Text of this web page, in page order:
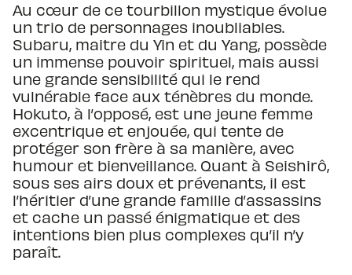
Au cœur de ce tourbillon mystique évolue
un trio de personnages inoubliables.
Subaru, maitre du Yin et du Yang, possède
un immense pouvoir spirituel, mais aussi
une grande sensibilité qui le rend
vulnérable face aux ténèbres du monde.
Hokuto, à l’opposé, est une jeune femme
excentrique et enjouée, qui tente de
protéger son frère à sa manière, avec
humour et bienveillance. Quant à Seishirô,
sous ses airs doux et prévenants, il est
l’héritier d’une grande famille d’assassins
et cache un passé énigmatique et des
intentions bien plus complexes qu’il n’y
paraît.